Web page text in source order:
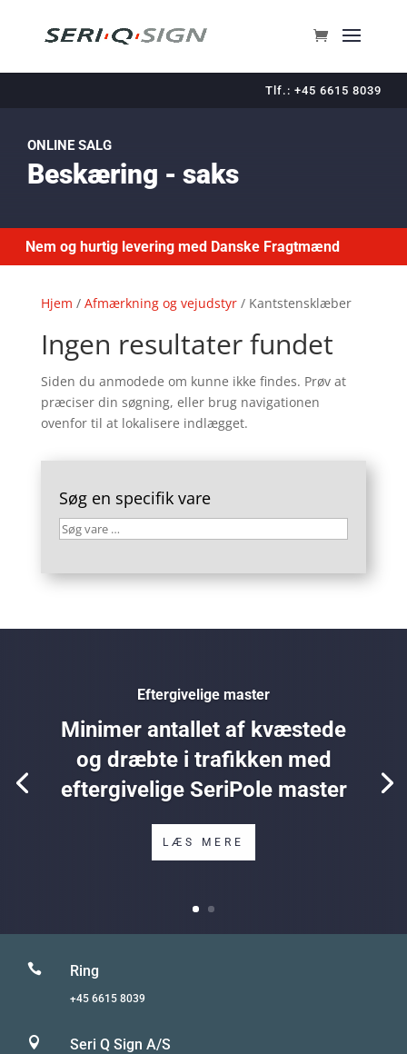
Tlf.: +45 6615 8039
ONLINE SALG
Beskæring - saks
Nem og hurtig levering med Danske Fragtmænd
Hjem / Afmærkning og vejudstyr/ Kantstensklæber
Ingen resultater fundet
Siden du anmodede om kunne ikke findes. Prøv at
præciser din søgning, eller brug navigationen
ovenfor til at lokalisere indlægget.
Søg en specifik vare
Søg
…
Eftergivelige master
Minimer antallet af kvæstede
og dræbte i trafikken med
eftergivelige SeriPole master
LÆS MERE
 Ring
+45 6615 8039
 Seri Q Sign A/S